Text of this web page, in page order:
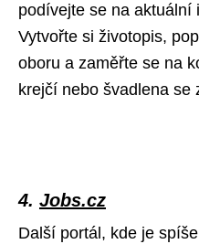
podívejte se na aktuální
Vytvořte si životopis,
oboru a zaměřte se na
krejčí nebo švadlena se
4. Jobs.cz
Další portál, kde je